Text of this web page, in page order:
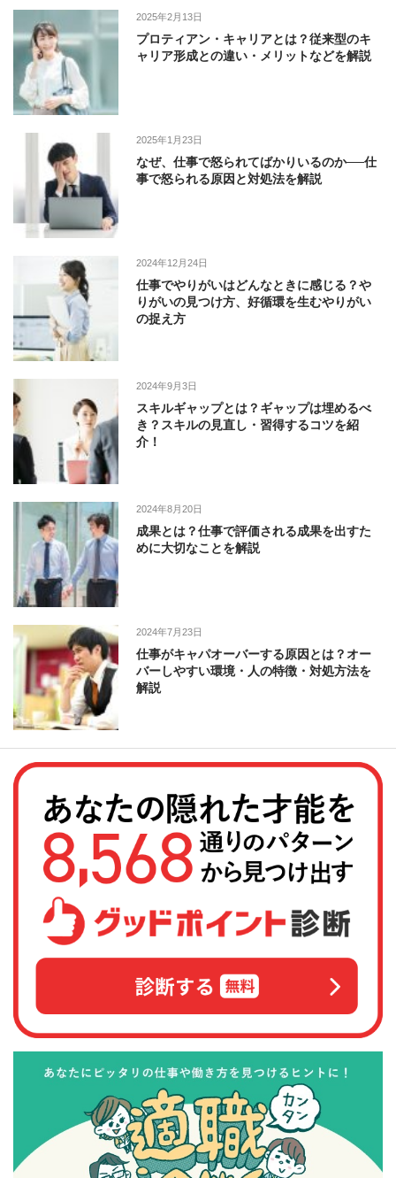
2025年2月13日
プロティアン・キャリアとは？従来型のキ
ャリア形成との違い・メリットなどを解説
2025年1月23日
なぜ、仕事で怒られてばかりいるのか──仕
事で怒られる原因と対処法を解説
2024年12月24日
仕事でやりがいはどんなときに感じる？や
りがいの見つけ方、好循環を生むやりがい
の捉え方
2024年9月3日
スキルギャップとは？ギャップは埋めるべ
き？スキルの見直し・習得するコツを紹
介！
2024年8月20日
成果とは？仕事で評価される成果を出すた
めに大切なことを解説
2024年7月23日
仕事がキャパオーバーする原因とは？オー
バーしやすい環境・人の特徴・対処方法を
解説